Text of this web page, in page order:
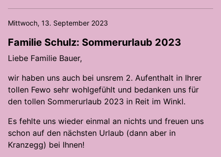
Mittwoch, 13. September 2023
Familie Schulz: Sommerurlaub 2023
Liebe Familie Bauer,
wir haben uns auch bei unsrem 2. Aufenthalt in Ihrer
tollen Fewo sehr wohlgefühlt und bedanken uns für
den tollen Sommerurlaub 2023 in Reit im Winkl.
Es fehlte uns wieder einmal an nichts und freuen uns
schon auf den nächsten Urlaub (dann aber in
Kranzegg) bei Ihnen!